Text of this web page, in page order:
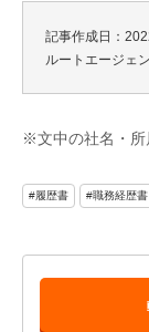
記事作成日：
ルートエージェ
※文中の社名・所
#履歴書 #職務経歴書